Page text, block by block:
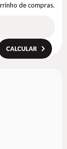
de compras.